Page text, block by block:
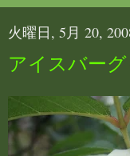
火曜日, 5月 20,
アイスバー